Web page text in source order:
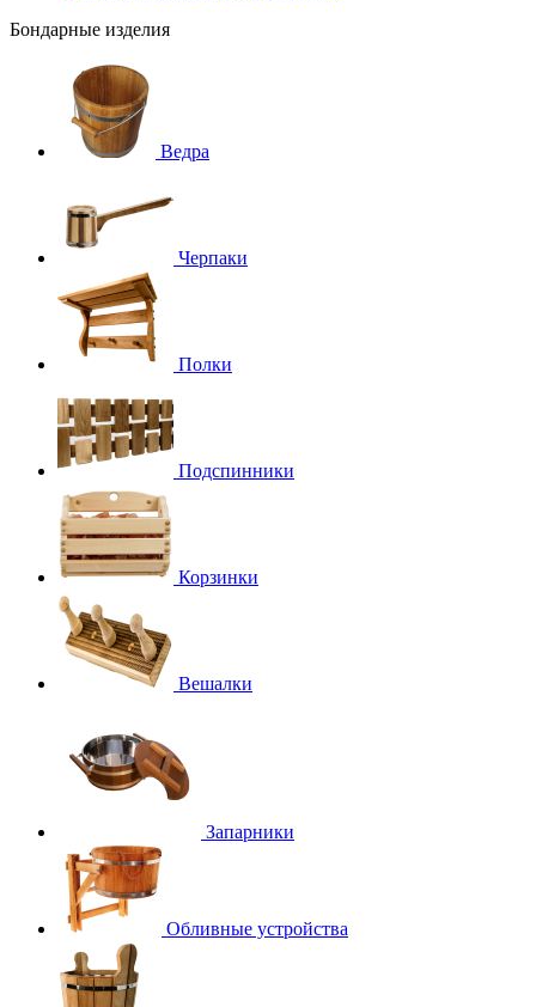
Бондарные изделия
Ведра
Черпаки
Полки
Подспинники
Корзинки
Вешалки
Запарники
Обливные устройства